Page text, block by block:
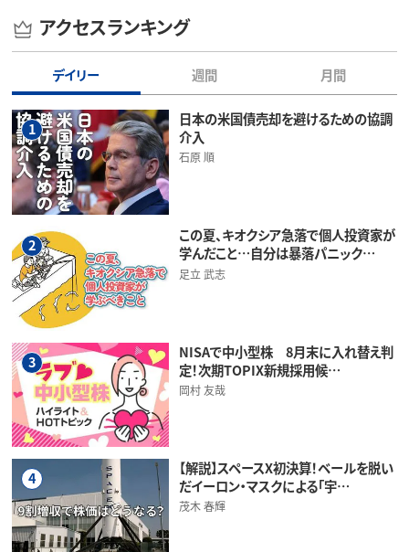
アクセスランキング
デイリー 週間 月間
1
日本の米国債売却を避けるための協調
介入
石原 順
2
この夏、キオクシア急落で個人投資家が
学んだこと…自分は暴落パニック…
足立 武志
3
NISAで中小型株 8月末に入れ替え判
定！次期TOPIX新規採用候…
岡村 友哉
4
【解説】スペースX初決算！ベールを脱い
だイーロン・マスクによる「宇…
茂木 春輝